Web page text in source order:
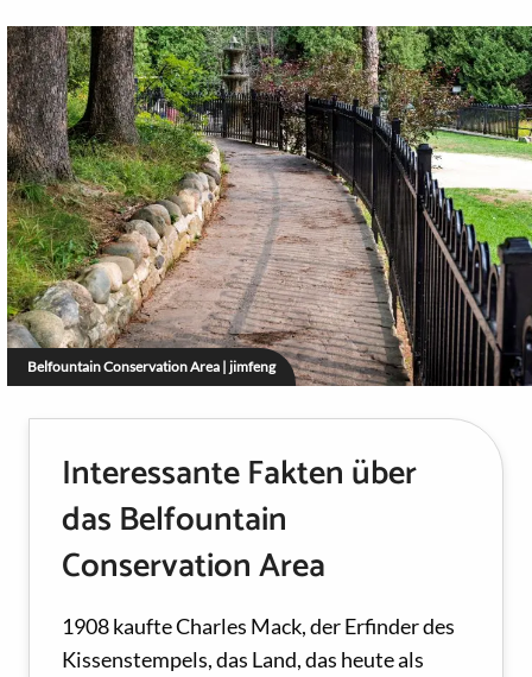
Belfountain Conservation Area | jimfeng
Interessante Fakten über
das Belfountain
Conservation Area
1908 kaufte Charles Mack, der Erfinder des
Kissenstempels, das Land, das heute als